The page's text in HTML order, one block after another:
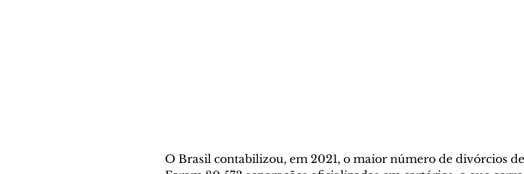
O Brasil contabilizou, em 2021, o maior número de divórcios